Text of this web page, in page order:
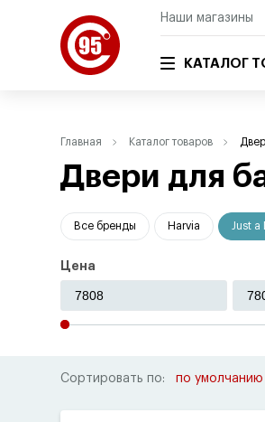
Наши магазины
КАТАЛОГ
Главная Каталог товаров
Двери для
Все бренды Harvia Just a
Цена
Сортировать по: по умолчанию